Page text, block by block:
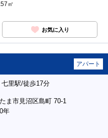
㎡
お気に入り
アパート
里駅/徒歩17分
ま市見沼区島町 70-1
年